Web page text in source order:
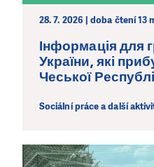
28. 7. 2026 | doba čtení 13
Інформація для
України, які
Чеської
Sociální práce a další